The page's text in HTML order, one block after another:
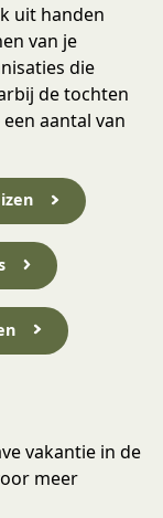
uit handen
van je
die
de tochten
aantal van
vakantie in de
meer